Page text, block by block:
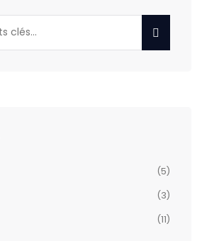
(5)
(3)
(11)